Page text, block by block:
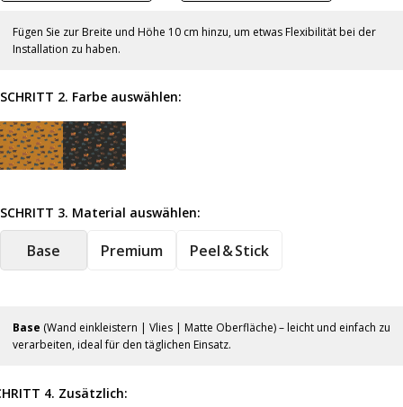
Fügen Sie zur Breite und Höhe 10 cm hinzu, um etwas Flexibilität bei der
Installation zu haben.
SCHRITT 2. Farbe auswählen:
SCHRITT 3. Material auswählen:
Base Premium Peel & Stick
Base (Wand einkleistern | Vlies | Matte Oberfläche) – leicht und einfach zu
verarbeiten, ideal für den täglichen Einsatz.
4. Zusätzlich: